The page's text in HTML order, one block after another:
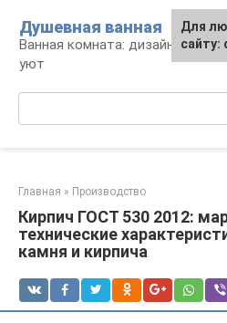
контенту
Душевная ванная
Ванная комната: дизайн,
уют
Главная » Производство
Кирпич ГОСТ 530 2012:
технические
камня и кирпича
Для
сайту: